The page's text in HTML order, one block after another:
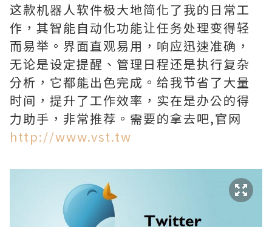
这款机器人软件极大地简化了我的日常工
作，其智能自动化功能让任务处理变得轻
而易举。界面直观易用，响应迅速准确，
无论是设定提醒、管理日程还是执行复杂
分析，它都能出色完成。给我节省了大量
时间，提升了工作效率，实在是办公的得
力助手，非常推荐。需要的拿去吧,官网
http://www.vst.tw